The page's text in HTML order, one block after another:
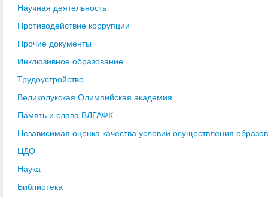
Научная деятельность
Противодействие коррупции
Прочие документы
Инклюзивное образование
Трудоустройство
Великолукская Олимпийская академия
Память и слава ВЛГАФК
Независимая оценка качества условий осуществления
ЦДО
Наука
Библиотека